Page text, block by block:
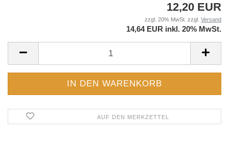
12,20 EUR
zzgl. 20% MwSt. zzgl. Versand
14,64 EUR inkl. 20% MwSt.
AUF DEN MERKZETTEL